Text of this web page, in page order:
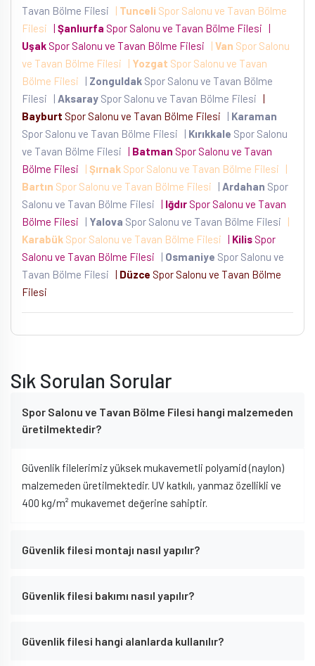
Tavan Bölme Filesi
| Tunceli Spor Salonu ve Tavan Bölme
Filesi | Şanlıurfa Spor Salonu ve Tavan Bölme Filesi |
Uşak Spor Salonu ve Tavan Bölme Filesi | Van Spor Salonu
ve Tavan Bölme Filesi
| Yozgat Spor Salonu ve Tavan
Bölme Filesi
| Zonguldak Spor Salonu ve Tavan Bölme
Filesi
| Aksaray Spor Salonu ve Tavan Bölme Filesi |
Bayburt Spor Salonu ve Tavan Bölme Filesi | Karaman
Spor Salonu ve Tavan Bölme Filesi
| Kırıkkale Spor Salonu
ve Tavan Bölme Filesi | Batman Spor Salonu ve Tavan
Bölme Filesi
| Şırnak Spor Salonu ve Tavan Bölme Filesi
|
Bartın Spor Salonu ve Tavan Bölme Filesi | Ardahan Spor
Salonu ve Tavan Bölme Filesi | Iğdır Spor Salonu ve Tavan
Bölme Filesi
| Yalova Spor Salonu ve Tavan Bölme Filesi
|
Karabük Spor Salonu ve Tavan Bölme Filesi | Kilis Spor
Salonu ve Tavan Bölme Filesi
| Osmaniye Spor Salonu ve
Tavan Bölme Filesi | Düzce Spor Salonu ve Tavan Bölme
Filesi
Sık Sorulan Sorular
Spor Salonu ve Tavan Bölme Filesi hangi malzemeden
üretilmektedir?
Güvenlik filelerimiz yüksek mukavemetli polyamid (naylon)
malzemeden üretilmektedir. UV katkılı, yanmaz özellikli ve
400 kg/m² mukavemet değerine sahiptir.
Güvenlik filesi montajı nasıl yapılır?
Güvenlik filesi bakımı nasıl yapılır?
Güvenlik filesi hangi alanlarda kullanılır?